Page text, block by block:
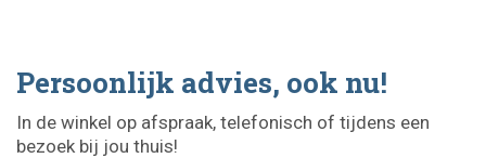
Persoonlijk advies, ook nu!
In de winkel op afspraak, telefonisch of tijdens een
bezoek bij jou thuis!